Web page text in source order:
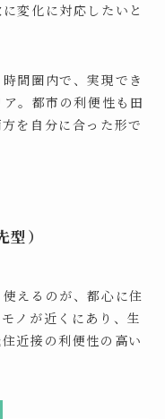
変化に対応したいと
間圏内で、実現でき
。都市の利便性も田
を自分に合った形で
）
えるのが、都心に住
ノが近くにあり、生
近接の利便性の高い